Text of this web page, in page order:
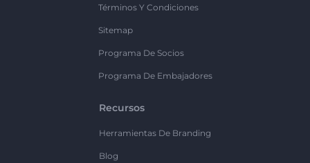
Términos Y Condiciones
Sitemap
Programa De Socios
Programa De Embajadores
Recursos
Herramientas De Branding
Blog